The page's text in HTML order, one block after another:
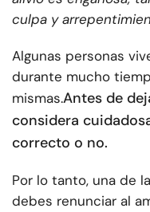
culpa y
Algunas personas
durante mucho
mismas.Antes de
considera
correcto o no.
Por lo tanto, una de
debes renunciar al